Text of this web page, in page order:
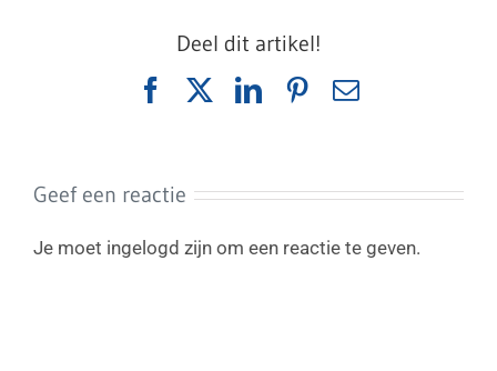
Deel dit artikel!
FacebookLinkedIn
Pinterest
E-
Geef een reactie
Je moet ingelogd zijn om een reactie te geven.